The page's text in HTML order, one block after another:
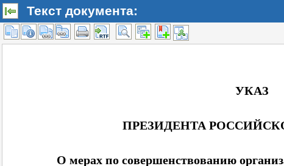
Текст документа: